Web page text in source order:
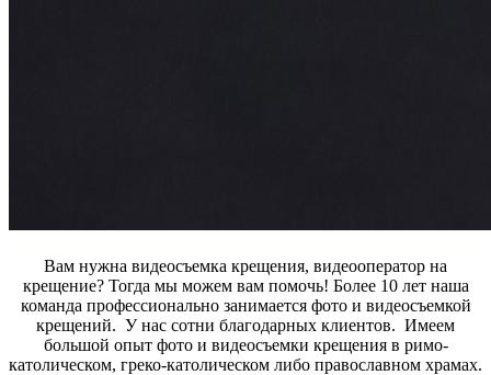
Вам нужна видеосъемка крещения, видеооператор на
крещение? Тогда мы можем вам помочь! Более 10 лет наша
команда профессионально занимается фото и видеосъемкой
крещений. У нас сотни благодарных клиентов. Имеем
большой опыт фото и видеосъемки крещения в римо-
католическом, греко-католическом либо православном храмах.